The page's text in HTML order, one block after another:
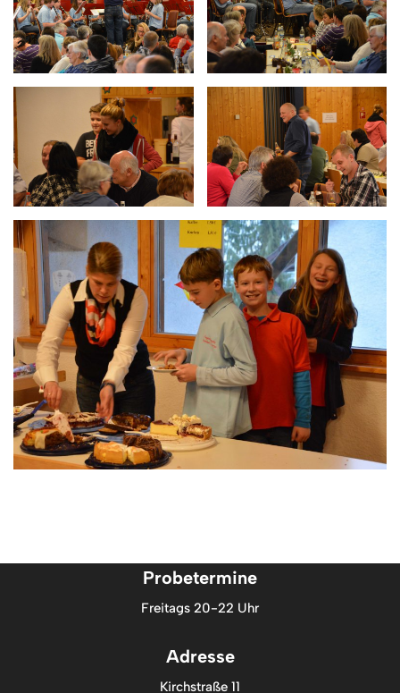
Probetermine
Freitags 20-22 Uhr
Adresse
Kirchstraße 11